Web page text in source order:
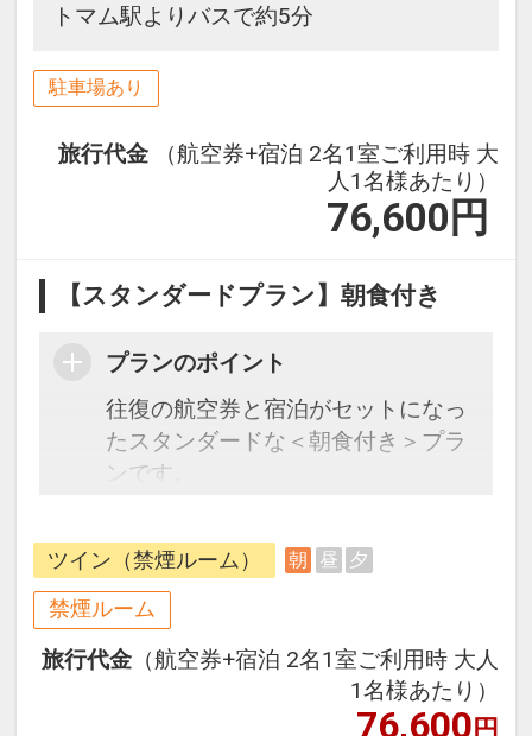
トマム駅よりバスで約5分
駐車場あり
旅行代金
（航空券+宿泊 2名1室ご利用時 大
人1名様あたり）
76,600 円
【スタンダードプラン】朝食付き
プランのポイント
往復の航空券と宿泊がセットになっ
たスタンダードな＜朝食付き＞プラ
ンです。
できるダイナミックパッケージだか
ら、一都市滞在はもちろん周遊旅行
にも最適！
旅行期間中の1泊だけの宿泊や延
泊・飛び泊なども自由自在です。
フライトは、安心のJAL（または
JALグループ）確約！フライトマイ
ツイン（禁煙ルーム） 朝 昼 夕
禁煙ルーム
旅行代金 （航空券+宿泊 2名1室ご利用時 大人
1名様あたり）
76,600円